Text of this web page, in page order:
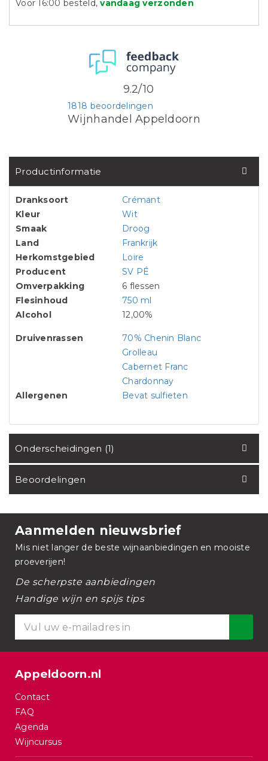
Voor 16:00 besteld,vandaag verzonden
Wijnhandel Appeldoorn
1818 beoordelingen
9.2/10
Productinformatie
Dranksoort
Crémant
Kleur
Wit
Smaak
Droog
Land
Frankrijk
Herkomstgebied
Loire
Producent
SV PÉ
Omverpakking
6 flessen
Flesinhoud
750 ml
Alcohol
12,00%
Druivenrassen
70% Chenin Blanc
Grolleau
Cabernet Franc
Chardonnay
Allergenen
Bevat sulfieten
Onderscheidingen (1)
Beoordelingen
Aanmelden nieuwsbrief
Mis niet langer de beste wijnaanbiedingen en mooiste
proeverijen!
De scherpste aanbiedingen
Handige wijn en spijs tips
Appeldoorn.nl
Contact
FAQ
Agenda
Wijncursus